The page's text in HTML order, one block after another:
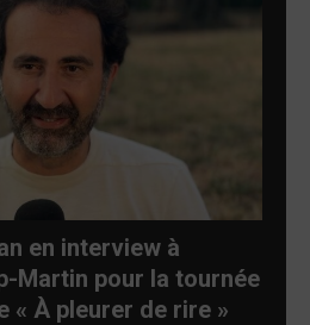
en interview à
Martin pour la tournée
« À pleurer de rire »